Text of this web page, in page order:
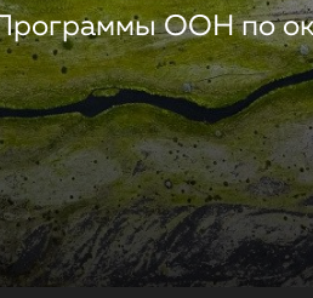
Программы ООН по